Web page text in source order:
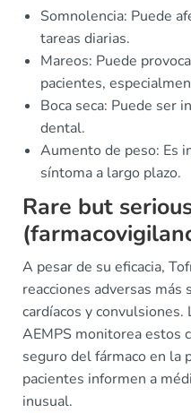
Somnolencia: Puede
tareas diarias.
Mareos: Puede
pacientes,
Boca seca: Puede ser
dental.
Aumento de peso: Es
síntoma a largo plazo.
Rare but
A pesar de su eficacia,
reacciones adversas más
cardíacos y convulsiones.
AEMPS monitorea estos
seguro del fármaco en la
pacientes informen a
inusual.